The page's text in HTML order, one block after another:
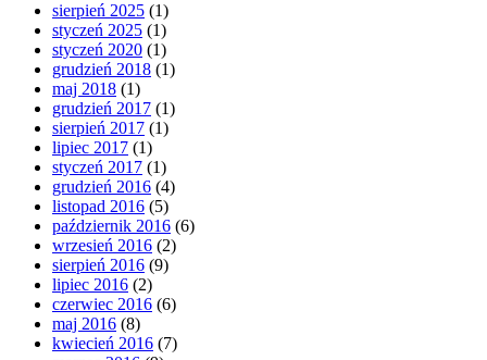
sierpień 2025 (1)
styczeń 2025 (1)
styczeń 2020 (1)
grudzień 2018 (1)
maj 2018 (1)
grudzień 2017 (1)
sierpień 2017 (1)
lipiec 2017 (1)
styczeń 2017 (1)
grudzień 2016 (4)
listopad 2016 (5)
październik 2016 (6)
wrzesień 2016 (2)
sierpień 2016 (9)
lipiec 2016 (2)
czerwiec 2016 (6)
maj 2016 (8)
kwiecień 2016 (7)